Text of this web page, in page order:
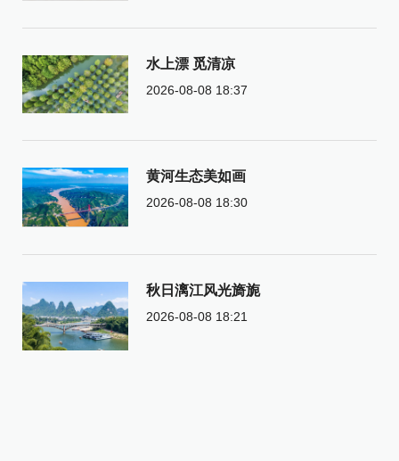
水上漂 觅清凉
2026-08-08 18:37
黄河生态美如画
2026-08-08 18:30
秋日漓江风光旖旎
2026-08-08 18:21